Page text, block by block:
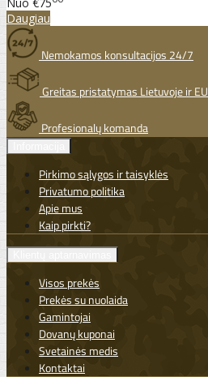
Daugiau
Nemokamos konsultacijos 24/7
Greitas pristatymas Lietuvoje ir EU
Profesionalų komanda
Pirkimo sąlygos ir taisyklės
Privatumo politika
Apie mus
Kaip pirkti?
Visos prekės
Prekės su nuolaida
Gamintojai
Dovanų kuponai
Svetainės medis
Kontaktai